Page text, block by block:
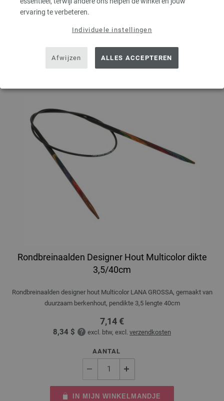
ervaring te verbeteren.
Individuele instellingen
Afwijzen ALLES ACCEPTEREN
Rondbreinaalden Designer Hout Multicolor dikte
3,5/40cm
Rondbreinaalden designer hout Multicolor LANA GROSSA, gemaakt van
duurzaam berkenhout, pendikte 3,5 lengte 40cm
7,14 €
8,34 $ excl. btw, excl. verzendkosten
AANTAL
IN MIJN WINKELMANDJE